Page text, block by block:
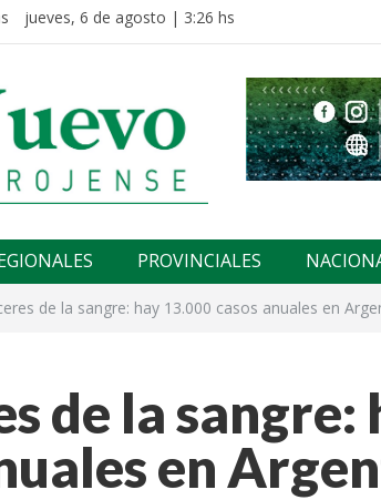
jueves, 6 de agosto | 3:26 hs
PROVINCIALES
de la sangre: hay 13.000 casos anuales en
de la sangre:
en